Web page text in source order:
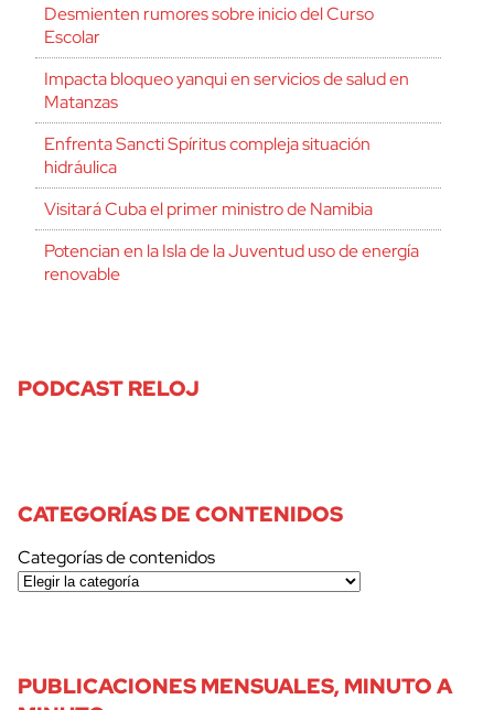
Desmienten rumores sobre inicio del Curso
Escolar
Impacta bloqueo yanqui en servicios de salud en
Matanzas
Enfrenta Sancti Spíritus compleja situación
hidráulica
Visitará Cuba el primer ministro de Namibia
Potencian en la Isla de la Juventud uso de energía
renovable
PODCAST RELOJ
CATEGORÍAS DE CONTENIDOS
Categorías de contenidos
PUBLICACIONES MENSUALES, MINUTO A